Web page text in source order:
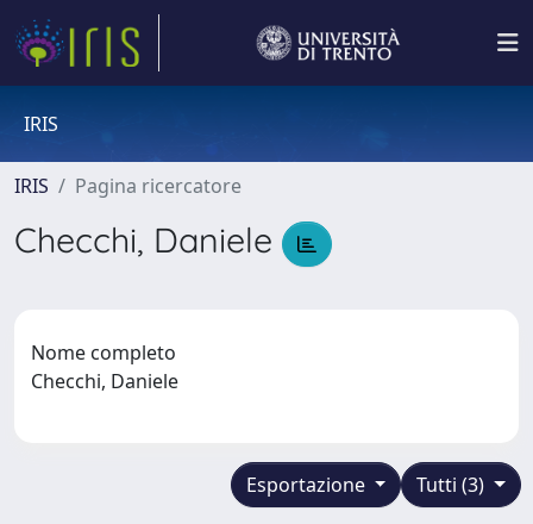
IRIS
IRIS Pagina ricercatore
Checchi, Daniele
Nome completo
Checchi, Daniele
Tutti (3)
Esportazione